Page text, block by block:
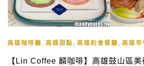
高雄咖啡廳 , 高雄甜點 , 高雄約會餐廳 , 高雄早
【Lin Coffee 麟咖啡】高雄鼓山區